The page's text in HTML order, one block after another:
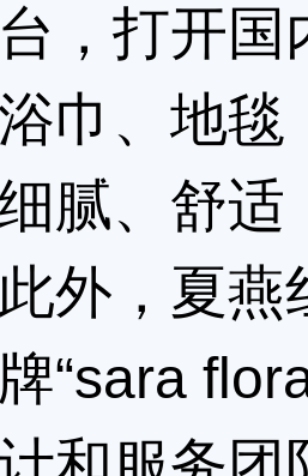
，打开
巾、地
腻、舒
外，夏
“sara